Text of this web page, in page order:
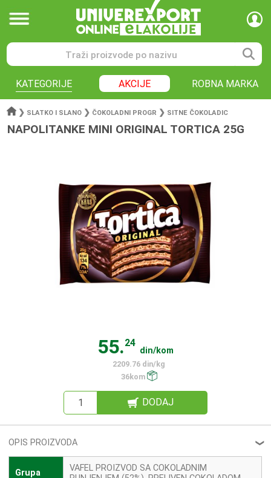
KATEGORIJE AKCIJE ROBNA MARKA
❯ SLATKO I SLANO ❯ ČOKOLADNI PROGR ❯ SITNE ČOKOLADIC
NAPOLITANKE MINI ORIGINAL TORTICA 25G
55.24
din/kom
2209.76 din/kg
36kom
DODAJ
OPIS PROIZVODA ❮
Grupa
VAFEL PROIZVOD SA COKOLADNIM